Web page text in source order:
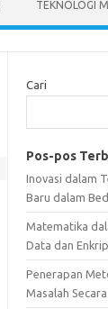
TEKNOLOGI
Cari
Pos-pos
Inovasi dalam
Baru dalam
Matematika
Data dan
Penerapan
Masalah